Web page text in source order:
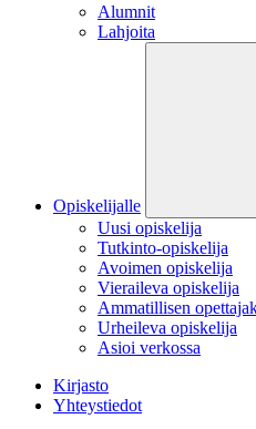
Alumnit
Lahjoita
Opiskelijalle
Uusi opiskelija
Tutkinto-opiskelija
Avoimen opiskelija
Vieraileva opiskelija
Ammatillisen
Urheileva opiskelija
Asioi verkossa
Kirjasto
Yhteystiedot